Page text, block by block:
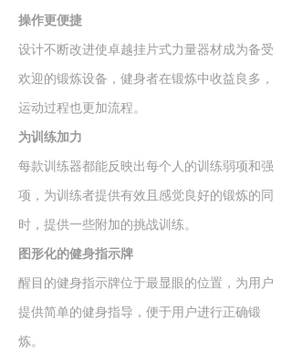
操作更便捷
设计不断改进使卓越挂片式力量器材成为备受
欢迎的锻炼设备，健身者在锻炼中收益良多，
运动过程也更加流程。
为训练加力
每款训练器都能反映出每个人的训练弱项和强
项，为训练者提供有效且感觉良好的锻炼的同
时，提供一些附加的挑战训练。
图形化的健身指示牌
醒目的健身指示牌位于最显眼的位置，为用户
提供简单的健身指导，便于用户进行正确锻
炼。